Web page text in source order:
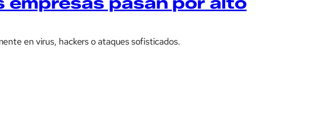
en virus, hackers o ataques sofisticados.